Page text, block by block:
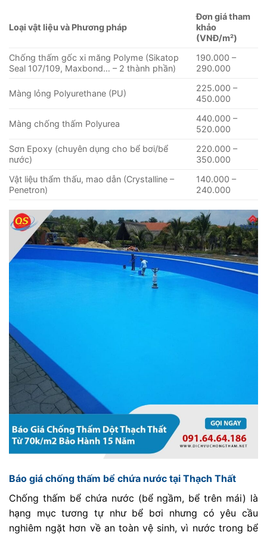
Loại vật liệu và Phương pháp
Đơn giá tham
khảo
(VNĐ/m²)
Chống thấm gốc xi măng Polyme (Sikatop
Seal 107/109, Maxbond… – 2 thành phần)
190.000 –
290.000
Màng lỏng Polyurethane (PU)
225.000 –
450.000
Màng chống thấm Polyurea
440.000 –
520.000
Sơn Epoxy (chuyên dụng cho bể bơi/bể
nước)
220.000 –
350.000
Vật liệu thẩm thấu, mao dẫn (Crystalline –
Penetron)
140.000 –
240.000
Báo giá chống thấm bể chứa nước tại Thạch Thất
Chống thấm bể chứa nước (bể ngầm, bể trên mái) là
hạng mục tương tự như bể bơi nhưng có yêu cầu
nghiêm ngặt hơn về an toàn vệ sinh, vì nước trong bể